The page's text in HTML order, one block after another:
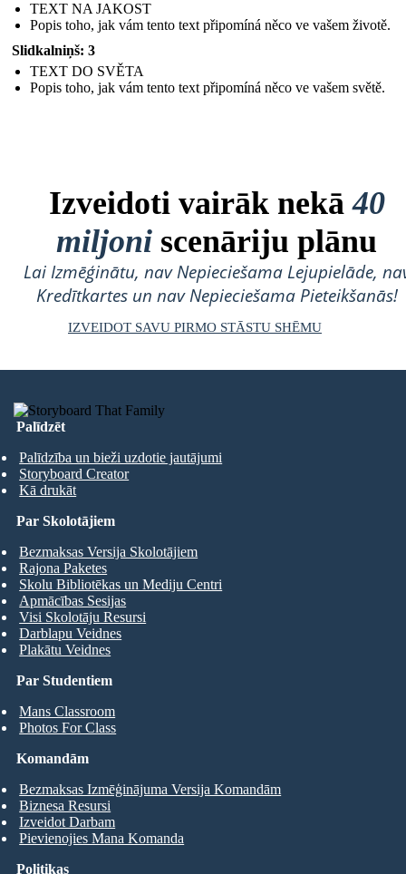
TEXT NA JAKOST
Popis toho, jak vám tento text připomíná něco ve vašem životě.
Slidkalniņš: 3
TEXT DO SVĚTA
Popis toho, jak vám tento text připomíná něco ve vašem světě.
Izveidoti vairāk nekā40
miljoni scenāriju plānu
Lai Izmēģinātu, nav Nepieciešama Lejupielāde,
Kredītkartes un nav Nepieciešama Pieteikšanās!
IZVEIDOT SAVU PIRMO STĀSTU SHĒMU
Palīdzēt
Palīdzība un bieži uzdotie jautājumi
Storyboard Creator
Kā drukāt
Par Studentiem
Mans Classroom
Photos For Class
Par Skolotājiem
Bezmaksas Versija Skolotājiem
Rajona Paketes
Skolu Bibliotēkas un Mediju Centri
Apmācības Sesijas
Visi Skolotāju Resursi
Darblapu Veidnes
Plakātu Veidnes
Komandām
Bezmaksas Izmēģinājuma Versija Komandām
Biznesa Resursi
Izveidot Darbam
Pievienojies Mana Komanda
Politikas